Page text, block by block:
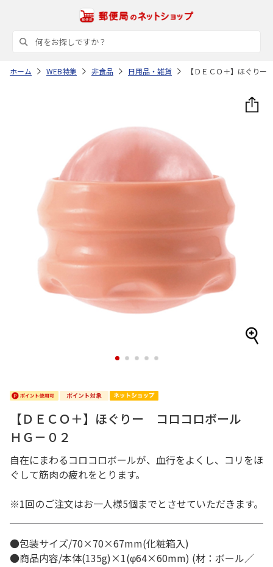
ホーム WEB特集 非食品 日用品・雑貨 【ＤＥＣＯ＋】ほぐり
1 2 3 4 5
【ＤＥＣＯ＋】ほぐりー コロコロボール
ＨＧ－０２
自在にまわるコロコロボールが、血行をよくし、コリをほ
ぐして筋肉の疲れをとります。
※1回のご注文はお一人様5個までとさせていただきます。
●包装サイズ/70×70×67mm(化粧箱入)
●商品内容/本体(135g)×1(φ64×60mm) (材：ボール／